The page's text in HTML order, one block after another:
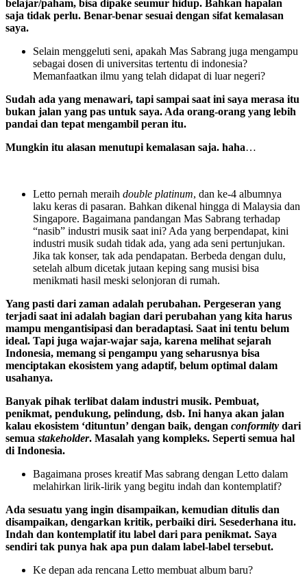
belajar/paham, bisa dipake seumur hidup. Bahkan hapalan
saja tidak perlu. Benar-benar sesuai dengan sifat kemalasan
saya.
Selain menggeluti seni, apakah Mas Sabrang juga mengampu
sebagai dosen di universitas tertentu di indonesia?
Memanfaatkan ilmu yang telah didapat di luar negeri?
Sudah ada yang menawari, tapi sampai saat ini saya merasa itu
bukan jalan yang pas untuk saya. Ada orang-orang yang lebih
pandai dan tepat mengambil peran itu.
Mungkin itu alasan menutupi kemalasan saja. haha…
Letto pernah meraih double platinum, dan ke-4 albumnya
laku keras di pasaran. Bahkan dikenal hingga di Malaysia dan
Singapore. Bagaimana pandangan Mas Sabrang terhadap
“nasib” industri musik saat ini? Ada yang berpendapat, kini
industri musik sudah tidak ada, yang ada seni pertunjukan.
Jika tak konser, tak ada pendapatan. Berbeda dengan dulu,
setelah album dicetak jutaan keping sang musisi bisa
menikmati hasil meski selonjoran di rumah.
Yang pasti dari zaman adalah perubahan. Pergeseran yang
terjadi saat ini adalah bagian dari perubahan yang kita harus
mampu mengantisipasi dan beradaptasi. Saat ini tentu belum
ideal. Tapi juga wajar-wajar saja, karena melihat sejarah
Indonesia, memang si pengampu yang seharusnya bisa
menciptakan ekosistem yang adaptif, belum optimal dalam
usahanya.
Banyak pihak terlibat dalam industri musik. Pembuat,
penikmat, pendukung, pelindung, dsb. Ini hanya akan jalan
kalau ekosistem ‘dituntun’ dengan baik, dengan conformity dari
semua stakeholder. Masalah yang kompleks. Seperti semua hal
di Indonesia.
Bagaimana proses kreatif Mas sabrang dengan Letto dalam
melahirkan lirik-lirik yang begitu indah dan kontemplatif?
Ada sesuatu yang ingin disampaikan, kemudian ditulis dan
disampaikan, dengarkan kritik, perbaiki diri. Sesederhana itu.
Indah dan kontemplatif itu label dari para penikmat. Saya
sendiri tak punya hak apa pun dalam label-label tersebut.
Ke depan ada rencana Letto membuat album baru?